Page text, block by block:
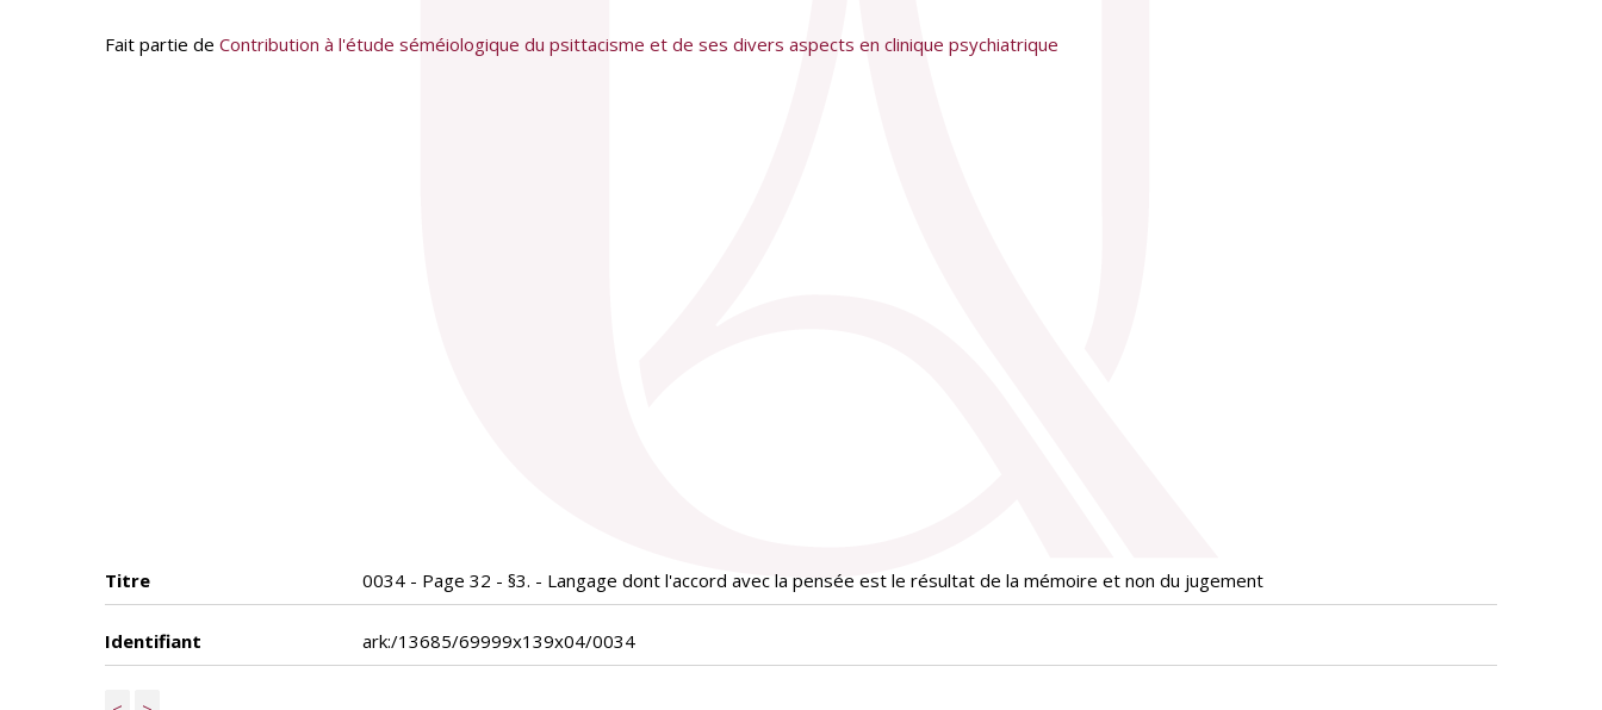
Fait partie de Contribution à l'étude séméiologique du psittacisme et de ses divers aspects en clinique psychiatrique
Titre 0034 - Page 32 - §3. - Langage dont l'accord avec la pensée est le résultat de la mémoire et non du jugement
Identifiant ark:/13685/69999x139x04/0034